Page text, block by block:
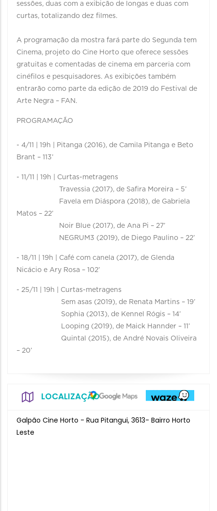
sessões, duas com a exibição de longas e duas com
curtas, totalizando dez filmes.
A programação da mostra fará parte do Segunda tem
Cinema, projeto do Cine Horto que oferece sessões
gratuitas e comentadas de cinema em parceria com
cinéfilos e pesquisadores. As exibições também
entrarão como parte da edição de 2019 do Festival de
Arte Negra – FAN.
PROGRAMAÇÃO
- 4/11 | 19h | Pitanga (2016), de Camila Pitanga e Beto
Brant – 113’
- 11/11 | 19h | Curtas-metragens
Travessia (2017), de Safira Moreira – 5’
Favela em Diáspora (2018), de Gabriela
Matos – 22’
Noir Blue (2017), de Ana Pi – 27’
NEGRUM3 (2019), de Diego Paulino – 22’
- 18/11 | 19h | Café com canela (2017), de Glenda
Nicácio e Ary Rosa – 102’
- 25/11 | 19h | Curtas-metragens
Sem asas (2019), de Renata Martins – 19’
Sophia (2013), de Kennel Rógis – 14’
Looping (2019), de Maick Hannder – 11’
Quintal (2015), de André Novais Oliveira
– 20’
LOCALIZAÇÃO
Galpão Cine Horto - Rua Pitangui, 3613- Bairro Horto
Leste